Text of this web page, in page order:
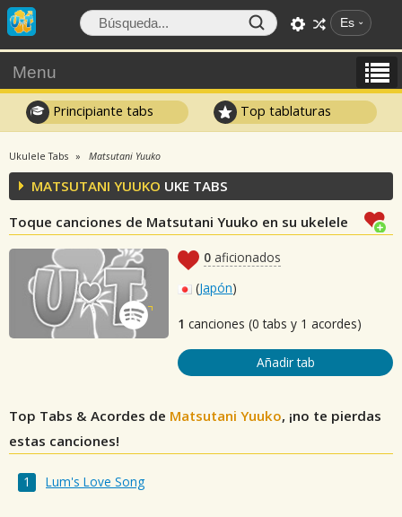
Es
Menu
Principiante tabs Top tablaturas
Ukulele Tabs Matsutani Yuuko
MATSUTANI YUUKO UKE TABS
Toque canciones de Matsutani Yuuko en su ukelele
0 aficionados
(Japón)
1 canciones (0 tabs y 1 acordes)
Añadir tab
Top Tabs & Acordes de Matsutani Yuuko, ¡no te pierdas
estas canciones!
Lum's Love Song